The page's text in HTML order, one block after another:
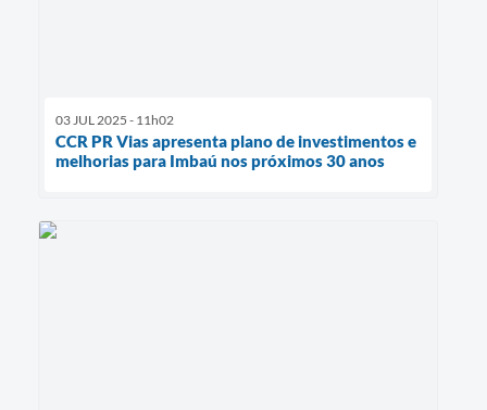
03 JUL 2025 - 11h02
CCR PR Vias apresenta plano de investimentos e
melhorias para Imbaú nos próximos 30 anos